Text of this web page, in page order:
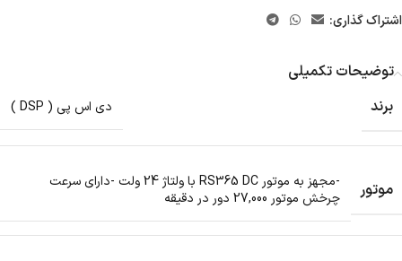
اشتراک گذاری:
توضیحات تکمیلی
برند
دی اس پی ( DSP )
موتور
-مجهز به موتور RS365 DC با ولتاژ 24 ولت -دارای سرعت
چرخش موتور 27,000 دور در دقیقه